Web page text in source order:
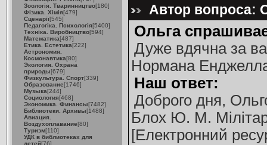
Зоологія. Тваринництво[180]
Фізика. Хімія[479]
Сценарії[545]
Педагогіка. Психологія[5400]
Техніка. Виробництво[594]
Математика[487]
Етика. Естетика[222]
Астрономия.
Космонавтика[80]
Экология. Охрана
природы[679]
Физкультура. Спорт[339]
Образование[1746]
Музыка[244]
Социология[468]
Экономика. Финансы[7482]
Библиотеки. Архивы[1488]
Авиация.
Воздухоплавание[80]
Туризм[110]
УДК в библиотеках для
детей[76]
Автор вопроса:
Ольга
Дуже вдячна за
Нормана Енджелла
Наш ответ:
Доброго дня,
Блох Ю. М.
[Електронний